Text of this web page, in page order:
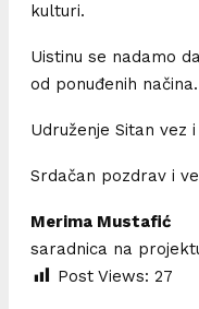
kulturi.
Uistinu se nadamo
od ponuđenih načina.
Udruženje Sitan vez
Srdačan pozdrav i
Merima Mustafić
saradnica na
Post Views: 27